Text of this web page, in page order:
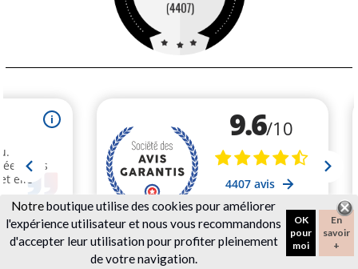
Notreboutique utilise des cookies pour améliorer
l'expérience utilisateur et nous vous recommandons
d'accepter leur utilisation pour profiter pleinement
de votre navigation.
OK
pour
moi
En
savoir
+